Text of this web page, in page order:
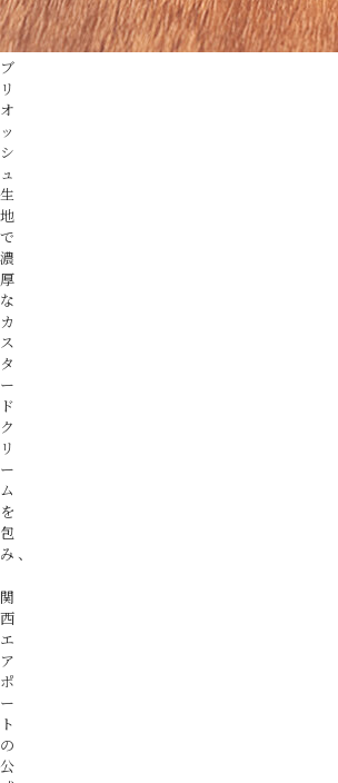
ブ
リ
オ
ッ
シ
ュ
生
地
で
濃
厚
な
カ
ス
タ
ー
ド
ク
リ
ー
ム
を
包
み、
関
西
エ
ア
ポ
ー
ト
の
公